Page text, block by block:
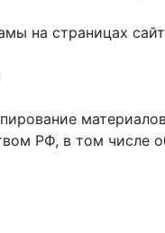
на страницах
РФ, в том